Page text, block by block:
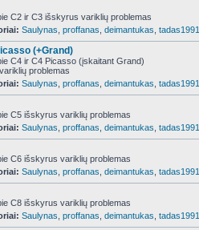
C2 ir C3 išskyrus variklių problemas
Saulynas proffanas deimantukas tadas1991
(+Grand)
C4 ir C4 Picasso (įskaitant Grand)
problemas
Saulynas proffanas deimantukas tadas1991
C5 išskyrus variklių problemas
Saulynas proffanas deimantukas tadas1991
C6 išskyrus variklių problemas
Saulynas proffanas deimantukas tadas1991
C8 išskyrus variklių problemas
Saulynas proffanas deimantukas tadas1991